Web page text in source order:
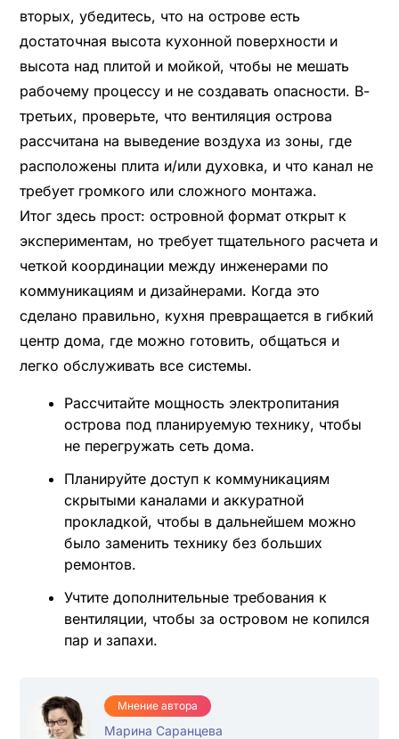
вторых, убедитесь, что на острове есть
достаточная высота кухонной поверхности и
высота над плитой и мойкой, чтобы не мешать
рабочему процессу и не создавать опасности. В-
третьих, проверьте, что вентиляция острова
рассчитана на выведение воздуха из зоны, где
расположены плита и/или духовка, и что канал не
требует громкого или сложного монтажа.
Итог здесь прост: островной формат открыт к
экспериментам, но требует тщательного расчета и
четкой координации между инженерами по
коммуникациям и дизайнерами. Когда это
сделано правильно, кухня превращается в гибкий
центр дома, где можно готовить, общаться и
легко обслуживать все системы.
Рассчитайте мощность электропитания
острова под планируемую технику, чтобы
не перегружать сеть дома.
Планируйте доступ к коммуникациям
скрытыми каналами и аккуратной
прокладкой, чтобы в дальнейшем можно
было заменить технику без больших
ремонтов.
Учтите дополнительные требования к
вентиляции, чтобы за островом не копился
пар и запахи.
Мнение автора
Марина Саранцева